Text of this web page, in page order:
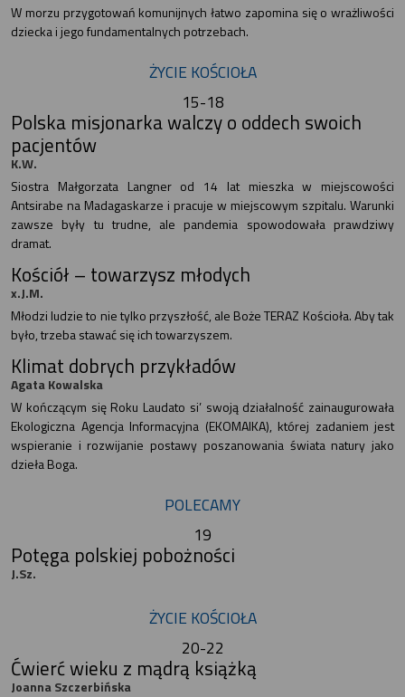
W morzu przygotowań komunijnych łatwo zapomina się o wrażliwości
dziecka i jego fundamentalnych potrzebach.
ŻYCIE KOŚCIOŁA
15-18
Polska misjonarka walczy o oddech swoich
pacjentów
K.W.
Siostra Małgorzata Langner od 14 lat mieszka w miejscowości
Antsirabe na Madagaskarze i pracuje w miejscowym szpitalu. Warunki
zawsze były tu trudne, ale pandemia spowodowała prawdziwy
dramat.
Kościół – towarzysz młodych
x.J.M.
Młodzi ludzie to nie tylko przyszłość, ale Boże TERAZ Kościoła. Aby tak
było, trzeba stawać się ich towarzyszem.
Klimat dobrych przykładów
Agata Kowalska
W kończącym się Roku Laudato si’ swoją działalność zainaugurowała
Ekologiczna Agencja Informacyjna (EKOMAIKA), której zadaniem jest
wspieranie i rozwijanie postawy poszanowania świata natury jako
dzieła Boga.
POLECAMY
19
Potęga polskiej pobożności
J.Sz.
ŻYCIE KOŚCIOŁA
20-22
Ćwierć wieku z mądrą książką
Joanna Szczerbińska